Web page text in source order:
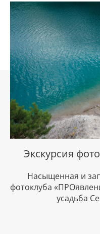
Экскурсия
Насыщенная и
фотоклуба
усадьба